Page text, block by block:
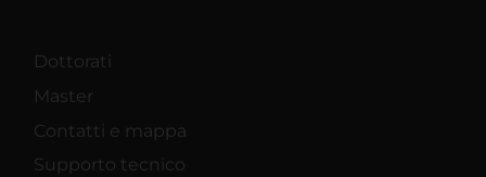
Dottorati
Master
Contatti e mappa
Supporto tecnico